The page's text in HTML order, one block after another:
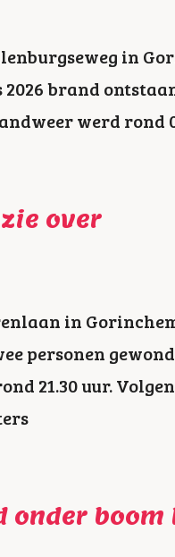
in
brand
werd rond
over
in
personen gewond
21.30 uur.
onder boom